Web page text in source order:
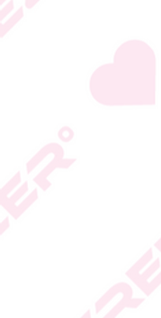
מופיע על
בתיאור המוצר
תחייב את